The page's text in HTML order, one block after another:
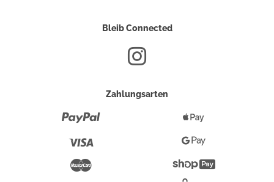
Bleib Connected
Zahlungsarten
Pay
Google
Pay